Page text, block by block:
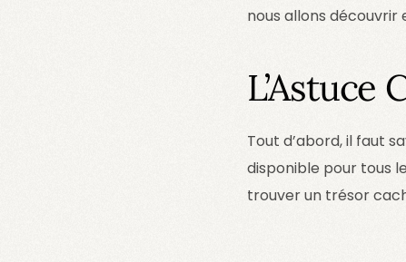
nous allons
Tout d’abord, il faut
disponible pour tous
trouver un trésor